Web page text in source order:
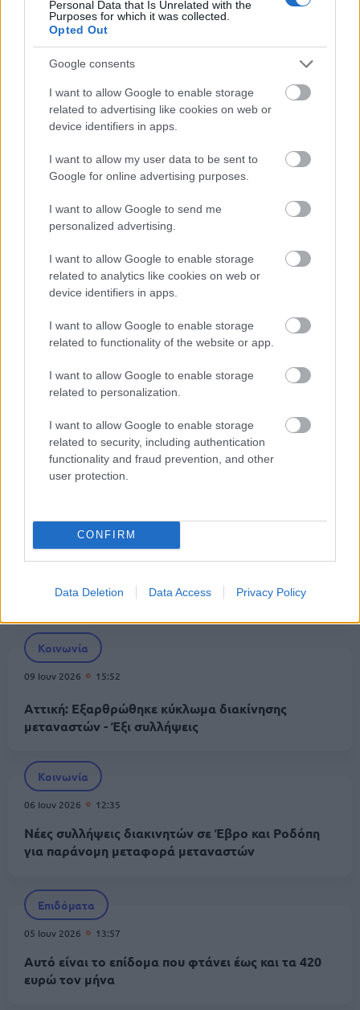
Personal Data that Is Unrelated with the
Purposes for which it was collected.
Opted Out
Google consents
I want to allow Google to enable storage
related to advertising like cookies on web or
device identifiers in apps.
I want to allow my user data to be sent to
Google for online advertising purposes.
I want to allow Google to send me
personalized advertising.
I want to allow Google to enable storage
related to analytics like cookies on web or
device identifiers in apps.
I want to allow Google to enable storage
related to functionality of the website or app.
I want to allow Google to enable storage
related to personalization.
I want to allow Google to enable storage
related to security, including authentication
functionality and fraud prevention, and other
user protection.
CONFIRM
Data Deletion Data Access Privacy Policy
17 Ιουν 2026 15:27
Αττική: Εξαρθρώθηκε εγκληματική οργάνωση -
Έδινε πλαστά ταξιδιωτικά έγγραφα σε μετανάστες
Πολιτική
ΚΚΕ για τα τρία χρόνια από το ναυάγιο στην Πύλο:
τιμωρία των ενόχων»
Κοινωνία
10 Ιουν 2026 10:12
Λιμενικό Σώμα: Διάσωση 41 μεταναστών ανοιχτά
της Κρήτης
Πολιτική
10 Ιουν 2026 09:10
Ψηφίστηκε το νομοσχέδιο για το Μεταναστευτικό
– Υπέρ μόνο η ΝΔ
Κοινωνία
09 Ιουν 2026 16:42
Συνελήφθησαν 72 διακινητές
Κοινωνία
09 Ιουν 2026 15:52
Αττική: Εξαρθρώθηκε κύκλωμα διακίνησης
μεταναστών - Έξι συλλήψεις
Κοινωνία
06 Ιουν 2026 12:35
Νέες συλλήψεις διακινητών σε Έβρο και Ροδόπη
για παράνομη μεταφορά μεταναστών
Επιδόματα
05 Ιουν 2026 13:57
Αυτό είναι το επίδομα που φτάνει έως και τα 420
ευρώ τον μήνα